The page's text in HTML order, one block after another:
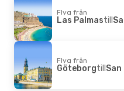
Flyg från
Las Palmastill
Flyg från
GöteborgtillSan